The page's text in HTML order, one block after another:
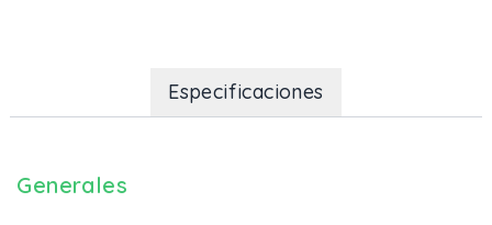
Especificaciones
Generales